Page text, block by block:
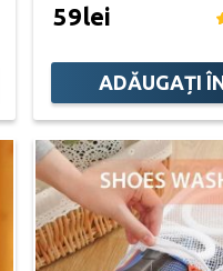
59lei
ADĂUGAȚI